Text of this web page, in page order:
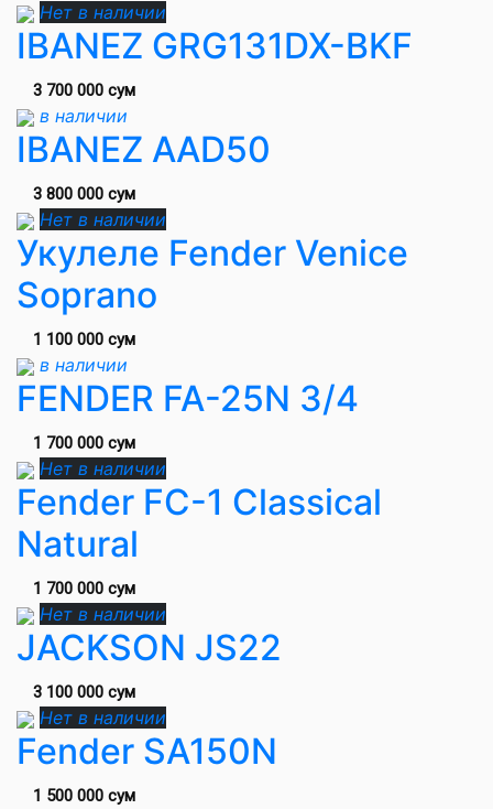
Нет в наличии
IBANEZ GRG131DX-BKF
3 700 000 сум
в наличии
IBANEZ AAD50
3 800 000 сум
Нет в наличии
Укулеле Fender Venice
Soprano
1 100 000 сум
в наличии
FENDER FA-25N 3/4
1 700 000 сум
Нет в наличии
Fender FC-1 Classical
Natural
1 700 000 сум
Нет в наличии
JACKSON JS22
3 100 000 сум
Нет в наличии
Fender SA150N
1 500 000 сум